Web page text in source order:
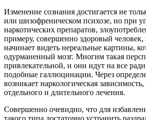
Изменение сознания достигается не
или шизофреническом психозе, но при
наркотических препаратов,
примеру, совершенно здоровый
начинает видеть нереальные картины,
одурманенный мозг. Многим такая
привлекательной, и они идут на все
подобные галлюцинации. Через
возникает наркологическая
отдельного и длительного лечения.
Совершенно очевидно, что для